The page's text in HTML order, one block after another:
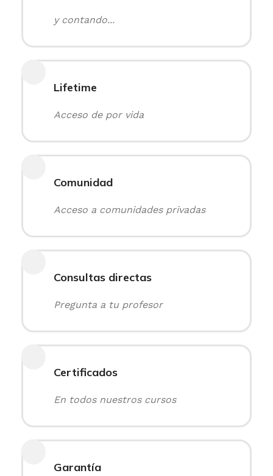
y contando...
Lifetime
Acceso de por vida
Comunidad
Acceso a comunidades privadas
Consultas directas
Pregunta a tu profesor
Certificados
En todos nuestros cursos
Garantía